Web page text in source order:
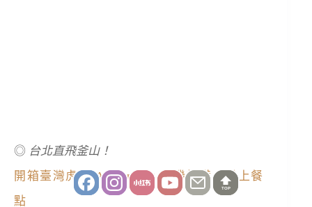
◎ 台北直飛釜山！
開箱臺灣虎航 A320neo，新機設備、機上餐
點
TOP